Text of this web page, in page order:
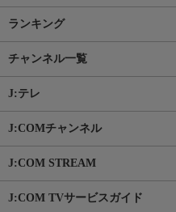
ランキング
チャンネル一覧
J:テレ
J:COMチャンネル
J:COM STREAM
J:COM TVサービスガイド